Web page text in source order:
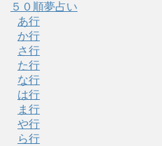
５０順夢占い
あ行
か行
さ行
た行
な行
は行
ま行
や行
ら行